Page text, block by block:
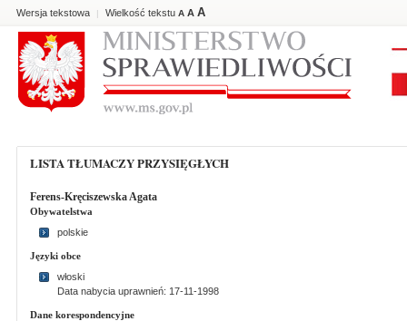
Wersja tekstowa | Wielkość tekstu A A A
LISTA TŁUMACZY PRZYSIĘGŁYCH
Ferens-Kręciszewska Agata
Obywatelstwa
polskie
Języki obce
włoski
Data nabycia uprawnień: 17-11-1998
Dane korespondencyjne